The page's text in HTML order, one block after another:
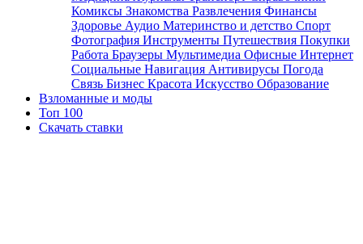
Комиксы Знакомства Развлечения Финансы
Здоровье Аудио Материнство и детство Спорт
Фотография Инструменты Путешествия Покупки
Работа Браузеры Мультимедиа Офисные Интернет
Социальные Навигация Антивирусы Погода
Связь Бизнес Красота Искусство Образование
Взломанные и моды
Топ 100
Скачать ставки